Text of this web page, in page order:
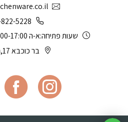
5228
שעות פתיחה:א-ה 09:00-17:00 יום ו 09:00-13:00
בר כוכבא 17,רחובות.